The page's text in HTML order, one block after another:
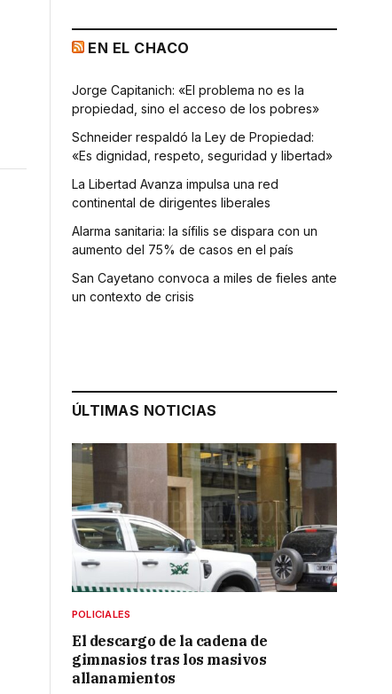
EN EL CHACO
Jorge Capitanich: «El problema no es la
propiedad, sino el acceso de los pobres»
Schneider respaldó la Ley de Propiedad:
«Es dignidad, respeto, seguridad y libertad»
La Libertad Avanza impulsa una red
continental de dirigentes liberales
Alarma sanitaria: la sífilis se dispara con un
aumento del 75% de casos en el país
San Cayetano convoca a miles de fieles ante
un contexto de crisis
ÚLTIMAS NOTICIAS
POLICIALES
El descargo de la cadena de
gimnasios tras los masivos
allanamientos